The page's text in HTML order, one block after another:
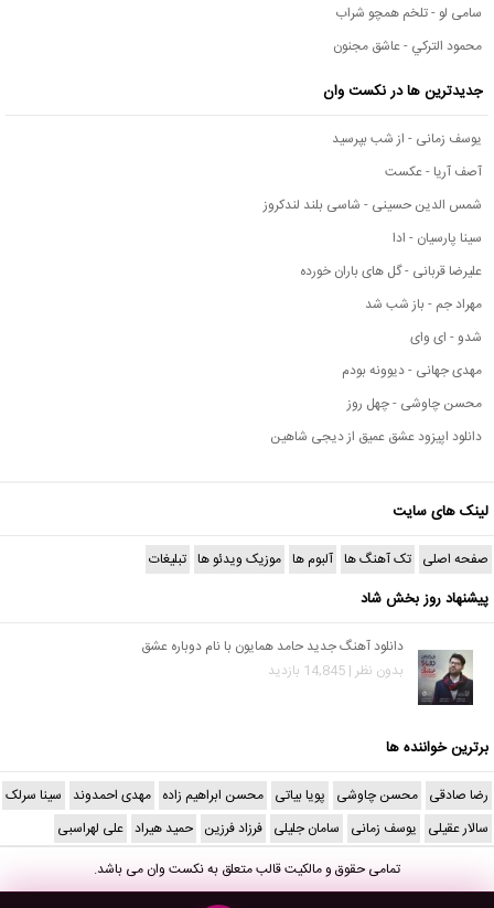
سامی لو - تلخم همچو شراب
محمود التركي - عاشق مجنون
جدیدترین ها در نکست وان
یوسف زمانی - از شب بپرسید
آصف آریا - عکست
شمس الدین حسینی - شاسی بلند لندکروز
سینا پارسیان - ادا
علیرضا قربانی - گل های باران خورده
مهراد جم - باز شب شد
شدو - ای وای
مهدی جهانی - دیوونه بودم
محسن چاوشی - چهل روز
دانلود اپیزود عشق عمیق از دیجی شاهین
لینک های سایت
صفحه اصلی تک آهنگ ها آلبوم ها موزیک ویدئو ها تبلیغات
پیشنهاد روز بخش شاد
دانلود آهنگ جدید حامد همایون با نام دوباره عشق
بدون نظر | 14,845 بازدید
برترین خواننده ها
رضا صادقی محسن چاوشی پویا بیاتی محسن ابراهیم زاده مهدی احمدوند سینا سرلک
سالار عقیلی یوسف زمانی سامان جلیلی فرزاد فرزین حمید هیراد علی لهراسبی
تمامی حقوق و مالکیت قالب متعلق بهنکست وانمی باشد.